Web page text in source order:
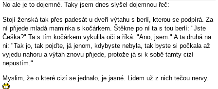
No ale je to dojemné. Taky jsem dnes slyšel dojemnou řeč:
Stojí ženská tak přes padesát u dveří výtahu s berlí, kterou se podpírá. Za
ní přijede mladá maminka s kočárkem. Štěkne po ní ta s tou berlí: "Jste
Češka?" Ta s tím kočárkem vykulila oči a říká: "Ano, jsem." A ta druhá na
ni: "Tak jo, tak pojďte, já jenom, kdybyste nebyla, tak byste si počkala až
vyjedu nahoru a výtah znovu přijede, protože já si k sobě tamty cizí
nepustím."
Myslim, že o které cizí se jednalo, je jasné. Lidem už z nich tečou nervy.